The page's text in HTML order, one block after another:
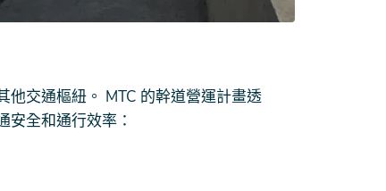
交通樞紐。 MTC 的幹道營運計畫透
全和通行效率：